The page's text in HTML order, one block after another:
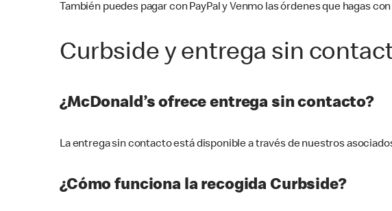
También puedes pagar con PayPal y Venmo las órdenes que hagas
Curbside y entrega sin
¿McDonald’s ofrece entrega sin contacto?
La entrega sin contacto está disponible a través de nuestros
¿Cómo funciona la recogida Curbside?